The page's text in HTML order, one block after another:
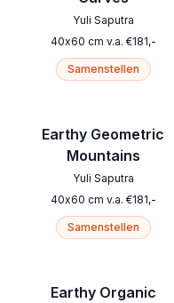
Yuli Saputra
40x60 cm v.a. €181,-
Samenstellen
Earthy Geometric
Mountains
Yuli Saputra
40x60 cm v.a. €181,-
Samenstellen
Earthy Organic